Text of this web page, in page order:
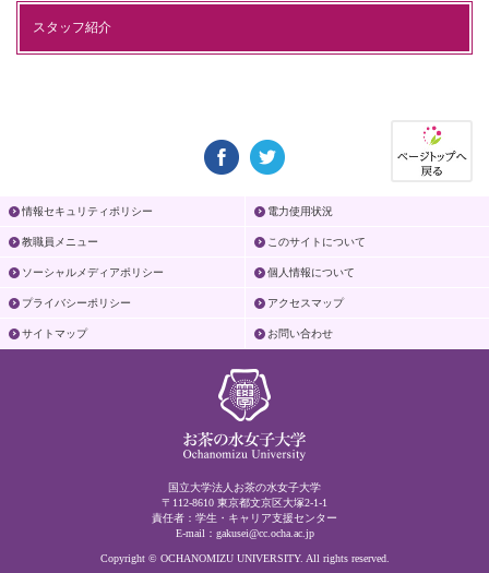
スタッフ紹介
情報セキュリティポリシー 電力使用状況
教職員メニュー このサイトについて
ソーシャルメディアポリシー 個人情報について
プライバシーポリシー アクセスマップ
サイトマップ お問い合わせ
国立大学法人お茶の水女子大学
〒112-8610 東京都文京区大塚2-1-1
責任者：学生・キャリア支援センター
E-mail： gakusei@cc.ocha.ac.jp
Copyright © OCHANOMIZU UNIVERSITY. All rights reserved.